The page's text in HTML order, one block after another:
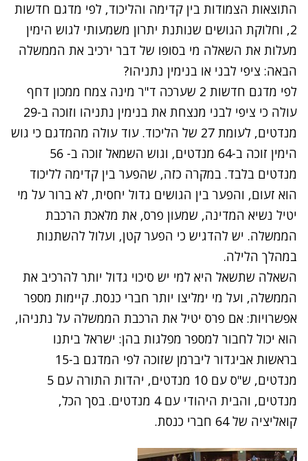
התוצאות הצמודות בין קדימה והליכוד, לפי מדגם חדשות
2, וחלוקת הגושים שנותנת יתרון משמעותי לגוש הימין
מעלות את השאלה מי בסופו של דבר ירכיב את הממשלה
הבאה: ציפי לבני או בנימין נתניהו?
לפי מדגם חדשות 2 שערכה ד"ר מינה צמח ממכון דחף
עולה כי ציפי לבני מנצחת את בנימין נתניהו וזוכה ב-29
מנדטים, לעומת 27 של הליכוד. עוד עולה מהמדגם כי גוש
הימין זוכה ב-64 מנדטים, וגוש השמאל זוכה ב- 56
מנדטים בלבד. במקרה כזה, שהפער בין קדימה לליכוד
הוא זעום, והפער בין הגושים גדול יחסית, לא ברור על מי
יטיל נשיא המדינה, שמעון פרס, את מלאכת הרכבת
הממשלה. יש להדגיש כי הפער קטן, ועלול להשתנות
במהלך הלילה.
השאלה שתשאל היא למי יש סיכוי גדול יותר להרכיב את
הממשלה, ועל מי ימליצו יותר חברי כנסת. קיימות מספר
אפשרויות: אם פרס יטיל את הרכבת הממשלה על נתניהו,
הוא יכול לחבור למספר מפלגות בהן: ישראל ביתנו
בראשות אביגדור ליברמן שזוכה לפי המדגם ב-15
מנדטים, ש"ס עם 10 מנדטים, יהדות התורה עם 5
מנדטים, והבית היהודי עם 4 מנדטים. בסך הכל,
קואליציה של 64 חברי כנסת.